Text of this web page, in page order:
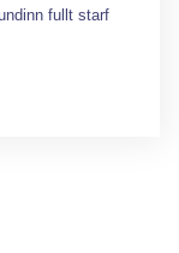
fullt starf